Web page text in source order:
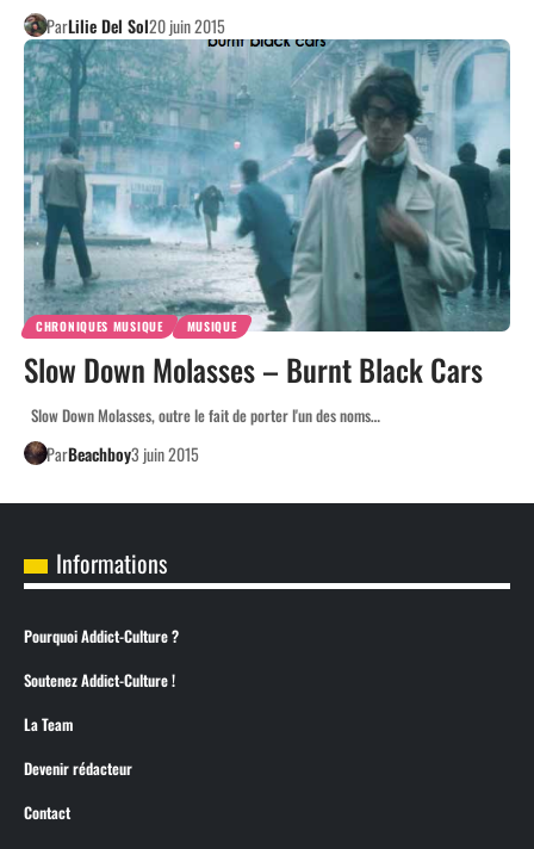
ParLilie Del Sol20 juin 2015
CHRONIQUES MUSIQUE MUSIQUE
Slow Down Molasses – Burnt Black Cars
Slow Down Molasses, outre le fait de porter l'un des noms…
ParBeachboy3 juin 2015
Informations
Pourquoi Addict-Culture ?
Soutenez Addict-Culture !
La Team
Devenir rédacteur
Contact